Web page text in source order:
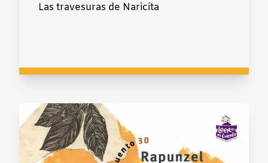
Las travesuras de Naricita